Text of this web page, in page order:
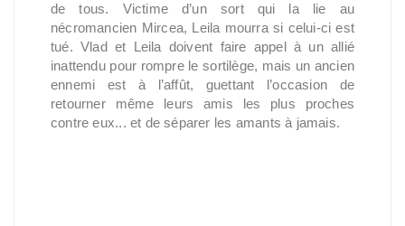
de tous. Victime d’un sort qui la lie au
nécromancien Mircea, Leila mourra si celui-ci est
tué. Vlad et Leila doivent faire appel à un allié
inattendu pour rompre le sortilège, mais un ancien
ennemi est à l’affût, guettant l’occasion de
retourner même leurs amis les plus proches
contre eux... et de séparer les amants à jamais.